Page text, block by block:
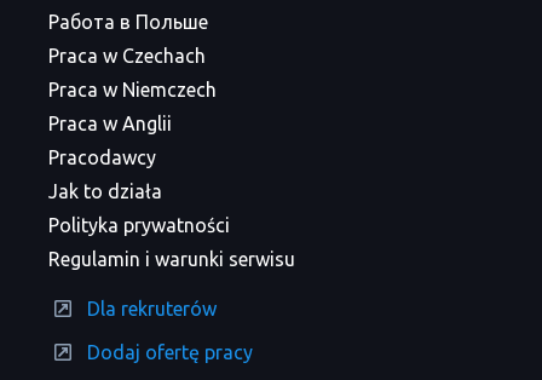
Работа в Польше
Praca w Czechach
Praca w Niemczech
Praca w Anglii
Pracodawcy
Jak to działa
Polityka prywatności
Regulamin i warunki serwisu
Dla rekruterów
Dodaj ofertę pracy